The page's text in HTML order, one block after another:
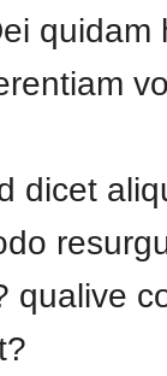
quidam
dicet
qualive